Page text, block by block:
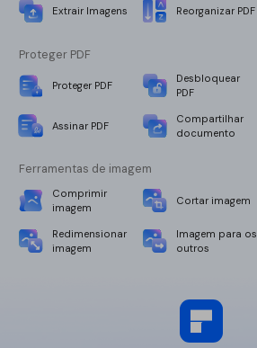
Extrair Imagens Reorganizar PDF
Proteger PDF
Proteger PDF
Desbloquear
PDF
Assinar PDF
Compartilhar
documento
Ferramentas de imagem
Comprimir
imagem
Cortar imagem
Redimensionar
imagem
Imagem para os
outros